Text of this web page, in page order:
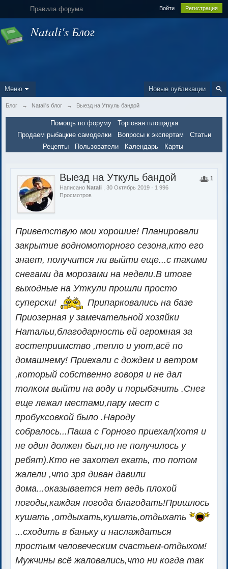
Правила форума Войти Регистрация
Natali's Блог
Новые публикации
Меню
Блог → Natali's блог → Выезд на Уткуль бандой
Помощь по форуму
Торговая площадка
Продаем рыбацкие самоделки
Вопросы к экспертам
Статьи
Рецепты
Пользователи Календарь Карты
1
Выезд на Уткуль бандой
НаписаноNatali
, 30 Октябрь 2019 · 1 996
Просмотров
Приветствую мои хорошие! Планировали
закрытие водномоторного сезона,кто его
знает, получится ли выйти еще...с такими
снегами да морозами на недели.В итоге
выходные на Уткули прошли просто
суперски!
Припарковались на базе
Приозерная у замечательной хозяйки
Натальи,благодарность ей огромная за
гостеприимство ,тепло и уют,всё по
домашнему! Приехали с дождем и ветром
,который собственно говоря и не дал
толком выйти на воду и порыбачить .Снег
еще лежал местами,пару мест с
пробуксовкой было .Народу
собралось...Паша с Горного приехал(хотя и
не один должен был,но не получилось у
ребят).Кто не захотел ехать, то потом
жалели ,что зря диван давили
дома...оказывается нет ведь плохой
погоды,каждая погода благодать!Пришлось
кушать ,отдыхать,кушать,отдыхать
...сходить в баньку и наслаждаться
простым человеческим счастьем-отдыхом!
Мужчины всё жаловались,что ни когда так